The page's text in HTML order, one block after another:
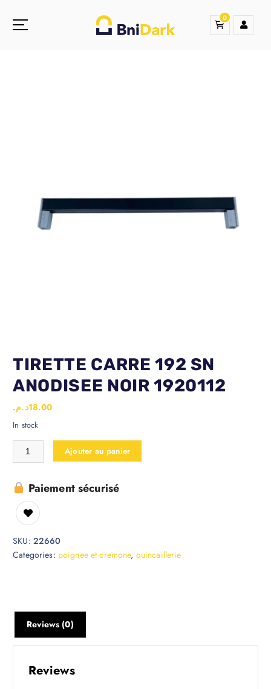
0
TIRETTE CARRE 192 SN
ANODISEE NOIR 1920112
18.00د.م.
In stock
Ajouter au panier
Paiement sécurisé
SKU: 22660
Categories: poignee et cremone, quincaillerie
Reviews (0)
Reviews